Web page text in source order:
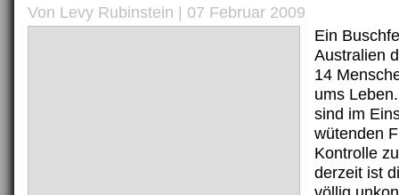
Von Levy Rubinstein | 07 Februar 2009
Ein
Australien
14
ums
sind im
wütenden
Kontrolle
derzeit ist